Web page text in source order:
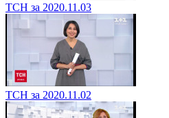
ТСН за 2020.11.03
ТСН за 2020.11.02